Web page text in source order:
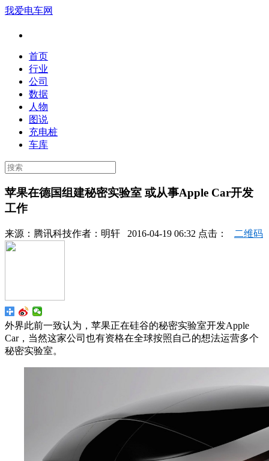
我爱电车网
首页
行业
公司
数据
人物
图说
充电桩
车库
苹果在德国组建秘密实验室 或从事Apple Car开发
工作
来源： 腾讯科技作者： 明轩 2016-04-19 06:32 点击： 二维码
外界此前一致认为，苹果正在硅谷的秘密实验室开发Apple
Car，当然这家公司也有资格在全球按照自己的想法运营多个
秘密实验室。